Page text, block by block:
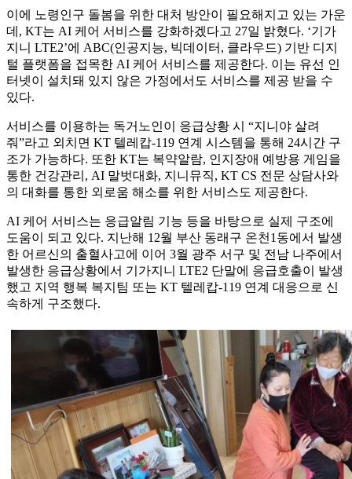
이에 노령인구 돌봄을 위한 대처 방안이 필요해지고 있는 가운
데, KT는 AI 케어 서비스를 강화하겠다고 27일 밝혔다. ‘기가
지니 LTE2’에 ABC(인공지능, 빅데이터, 클라우드) 기반 디지
털 플랫폼을 접목한 AI 케어 서비스를 제공한다. 이는 유선 인
터넷이 설치돼 있지 않은 가정에서도 서비스를 제공 받을 수
있다.
서비스를 이용하는 독거노인이 응급상황 시 “지니야 살려
줘”라고 외치면 KT 텔레캅-119 연계 시스템을 통해 24시간 구
조가 가능하다. 또한 KT는 복약알람, 인지장애 예방용 게임을
통한 건강관리, AI 말벗대화, 지니뮤직, KT CS 전문 상담사와
의 대화를 통한 외로움 해소를 위한 서비스도 제공한다.
AI 케어 서비스는 응급알림 기능 등을 바탕으로 실제 구조에
도움이 되고 있다. 지난해 12월 부산 동래구 온천1동에서 발생
한 어르신의 출혈사고에 이어 3월 광주 서구 및 전남 나주에서
발생한 응급상황에서 기가지니 LTE2 단말에 응급호출이 발생
했고 지역 행복 복지팀 또는 KT 텔레캅-119 연계 대응으로 신
속하게 구조했다.